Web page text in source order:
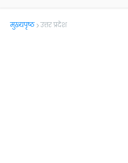
मुख्यपृष्ठ उत्तर प्रदेश